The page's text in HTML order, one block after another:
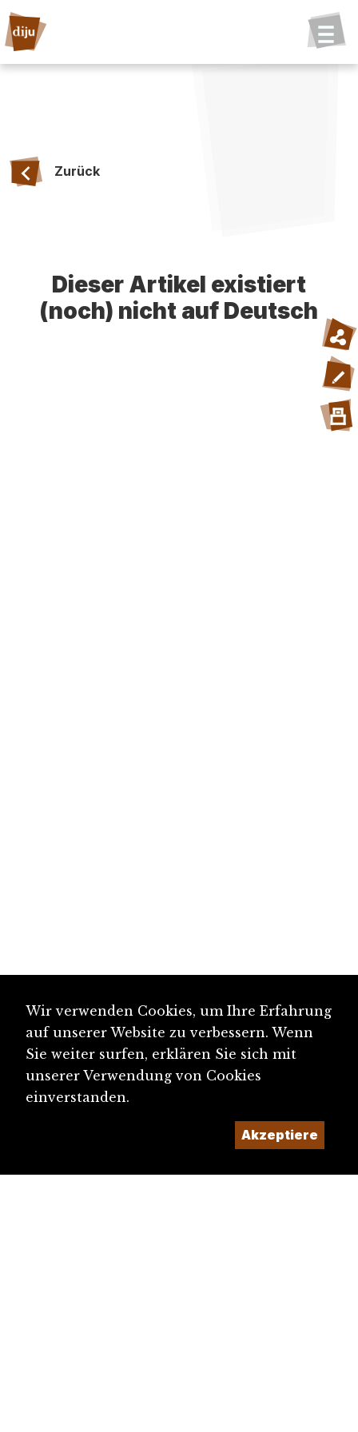
Zurück
Dieser Artikel existiert
(noch) nicht auf Deutsch
Wir verwenden Cookies, um Ihre Erfahrung
auf unserer Website zu verbessern. Wenn
Sie weiter surfen, erklären Sie sich mit
unserer Verwendung von Cookies
einverstanden.
Akzeptiere